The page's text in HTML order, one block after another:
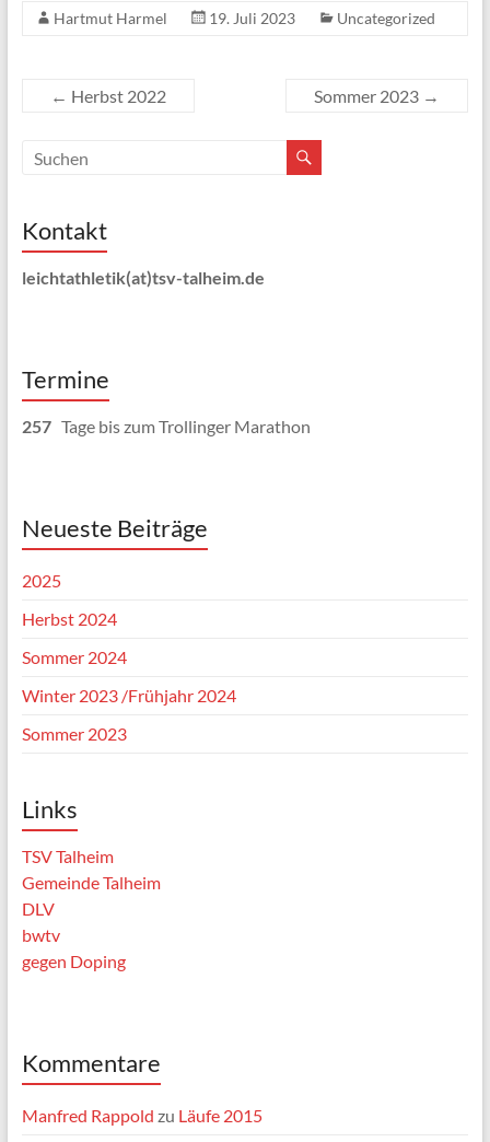
Hartmut Harmel 19. Juli 2023 Uncategorized
← Herbst 2022 Sommer 2023 →
Kontakt
leichtathletik(at)tsv-talheim.de
Termine
257 Tage bis zum Trollinger Marathon
Neueste Beiträge
2025
Herbst 2024
Sommer 2024
Winter 2023 /Frühjahr 2024
Sommer 2023
Links
TSV Talheim
Gemeinde Talheim
DLV
bwtv
gegen Doping
Kommentare
Manfred Rappold zu Läufe 2015